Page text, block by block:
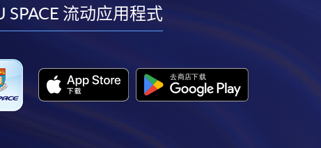
facebook
youtube
linkedininstagram
SPACE 流动应用程式